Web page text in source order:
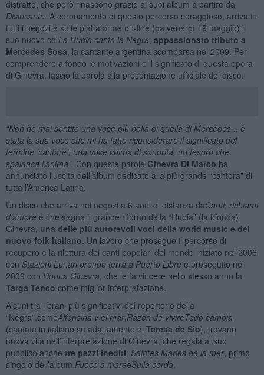
distratto, che però rinascono grazie ai suoi album a partire da
Disincanto . A coronamento di questo percorso coraggioso, arriva in
tutti i negozi e sulle piattaforme on-line (da venerdì 19 maggio) il
suo nuovo cd La Rubia canta la Negra appassionato tributo a
Mercedes Sosa , la cantante argentina scomparsa nel 2009. Per
comprendere a fondo le motivazioni e il significato di questa opera
di Ginevra, lascio la parola alla presentazione ufficiale del disco.
“Non ho mai sentito una voce più bella di quella di Mercedes... è
stata la sua voce che mi ha fatto riconsiderare il significato del
termine ‘cantare’; una voce colma di sonorità, un tesoro che
spalanca l’anima”. Con queste parole Ginevra Di Marco ha
annunciato l'uscita dell'album dedicato alla più grande “cantora” di
tutta l’America Latina.
Un disco che arriva nei negozi a 6 anni di distanza daCanti, richiami
d’amore e che segna il grande ritorno della “Rubia” (la bionda)
Ginevra, una delle più autorevoli voci della world music e del
nuovo folk italiano . Un lavoro che prosegue il percorso di
recupero e la rilettura dei canti popolari del mondo iniziato nel 2006
con Stazioni Lunari prende terra a Puerto Libre e proseguito nel
2009 con Donna Ginevra, che le fa vincere nello stesso anno la
Targa Tenco come miglior interpretazione.
Alcuni tra i brani più significativi del repertorio della
“Negra”,comeAlfonsina y el mar,Razon de vivireTodo cambia
(cantata in italiano su adattamento di Teresa de Sio), trovano
nuova vita nell’interpretazione di Ginevra, che regala al suo
pubblico anche tre pezzi inediti: Saintes Maries de la mer, primo
singolo dell’album, Fuoco a mareeSulla corda